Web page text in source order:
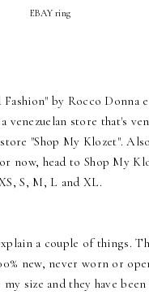
EBAY ring
by Rocco Donna
venezuelan store that's
"Shop My Klozet".
now, head to Shop My
S, M, L and XL.
a couple of things.
new, never worn or
my size and they have